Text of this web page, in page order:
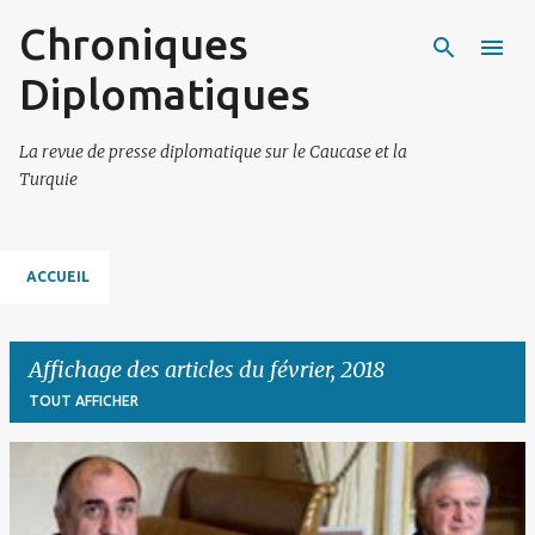
Accéder au contenu principal
Chroniques
Diplomatiques
La revue de presse diplomatique sur le Caucase et la
Turquie
ACCUEIL
Affichage des articles du février, 2018
TOUT AFFICHER